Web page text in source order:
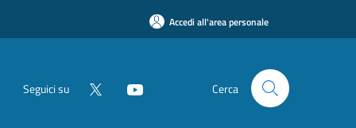
Accedi all'area personale
Seguici su Cerca